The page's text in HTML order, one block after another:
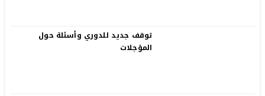
توقف جديد للدوري وأسئلة حول
المؤجلات